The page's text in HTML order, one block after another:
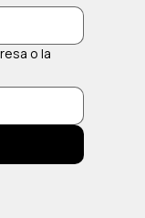
o la